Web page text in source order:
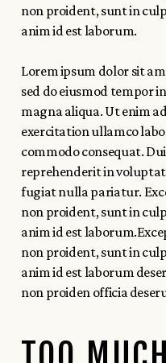
non proident, sunt in
anim id est laborum.
Lorem ipsum dolor sit
sed do eiusmod tempor
magna aliqua. Ut enim
exercitation ullamco
commodo consequat.
reprehenderit in
fugiat nulla pariatur.
non proident, sunt in
anim id est
non proident, sunt in
anim id est laborum
non proiden officia